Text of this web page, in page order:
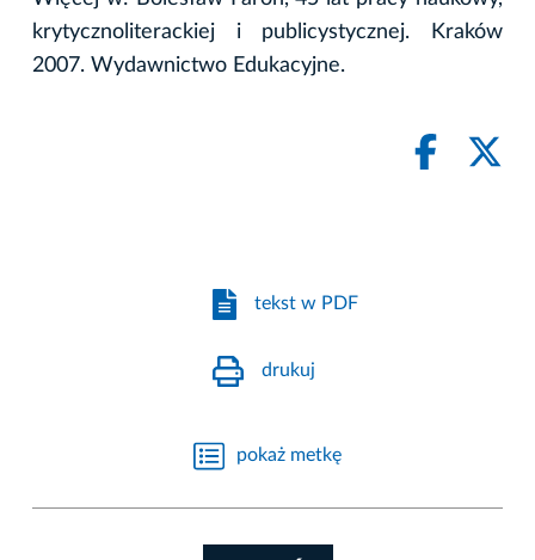
krytycznoliterackiej i publicystycznej. Kraków
2007. Wydawnictwo Edukacyjne.
tekst w PDF
drukuj
pokaż metkę